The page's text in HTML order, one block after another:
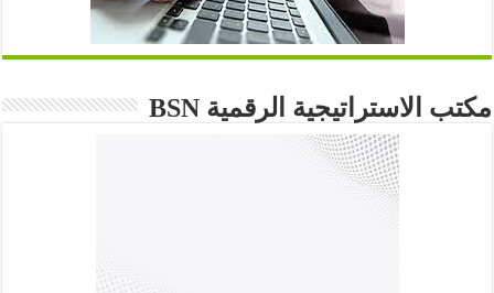
مكتب الاستراتيجية الرقمية BSN